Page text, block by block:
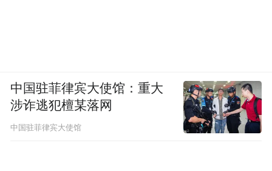
中国驻菲律宾大使馆：重大
涉诈逃犯檀某落网
中国驻菲律宾大使馆